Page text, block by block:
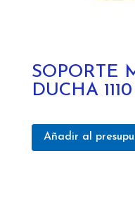
SOPORTE
DUCHA 1110
Añadir al